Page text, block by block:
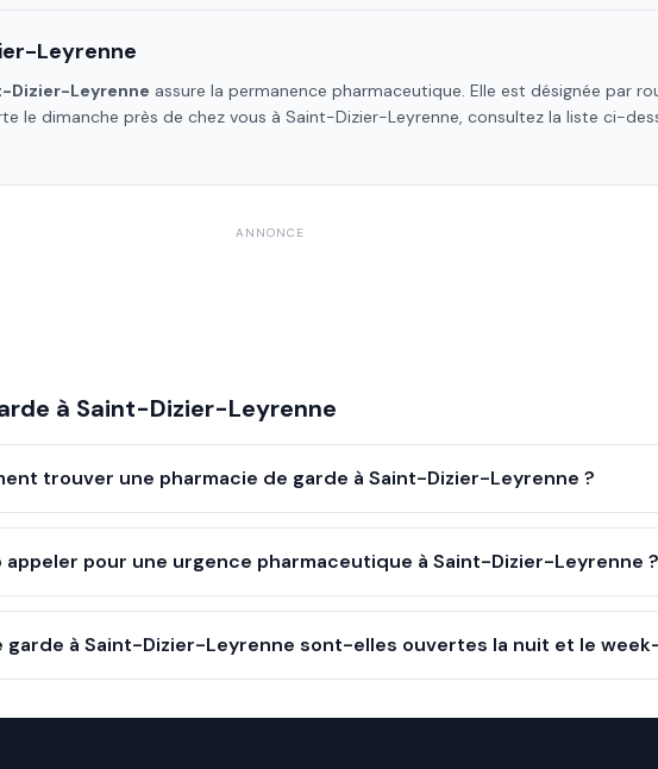
Leyrenne
Dizier-Leyrenne assure la permanence pharmaceutique. Elle est désignée par
le dimanche près de chez vous à Saint-Dizier-Leyrenne, consultez la liste ci-
ANNONCE
à Saint-Dizier-Leyrenne
trouver une pharmacie de garde à Saint-Dizier-Leyrenne ?
appeler pour une urgence pharmaceutique à Saint-Dizier-Leyrenne ?
garde à Saint-Dizier-Leyrenne sont-elles ouvertes la nuit et le